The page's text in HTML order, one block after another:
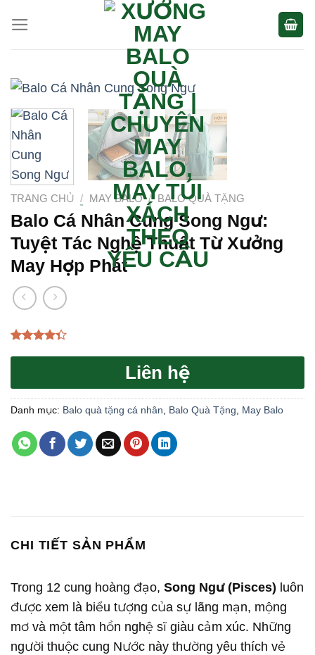
qua
nội
TRANG CHỦ / MAY BALO / BALO QUÀ TẶNG
Balo Cá Nhân Cung Song Ngư:
Tuyệt Tác Nghệ Thuật Từ Xưởng
May Hợp Phát
giá
Liên hệ
Danh mục: Balo quà tặng cá nhân Balo Quà Tặng May Balo
CHI TIẾT SẢN PHẨM
Trong 12 cung hoàng đạo, Song Ngư (Pisces) luôn
được xem là biểu tượng của sự lãng mạn, mộng
mơ và một tâm hồn nghệ sĩ giàu cảm xúc. Những
người thuộc cung Nước này thường yêu thích vẻ